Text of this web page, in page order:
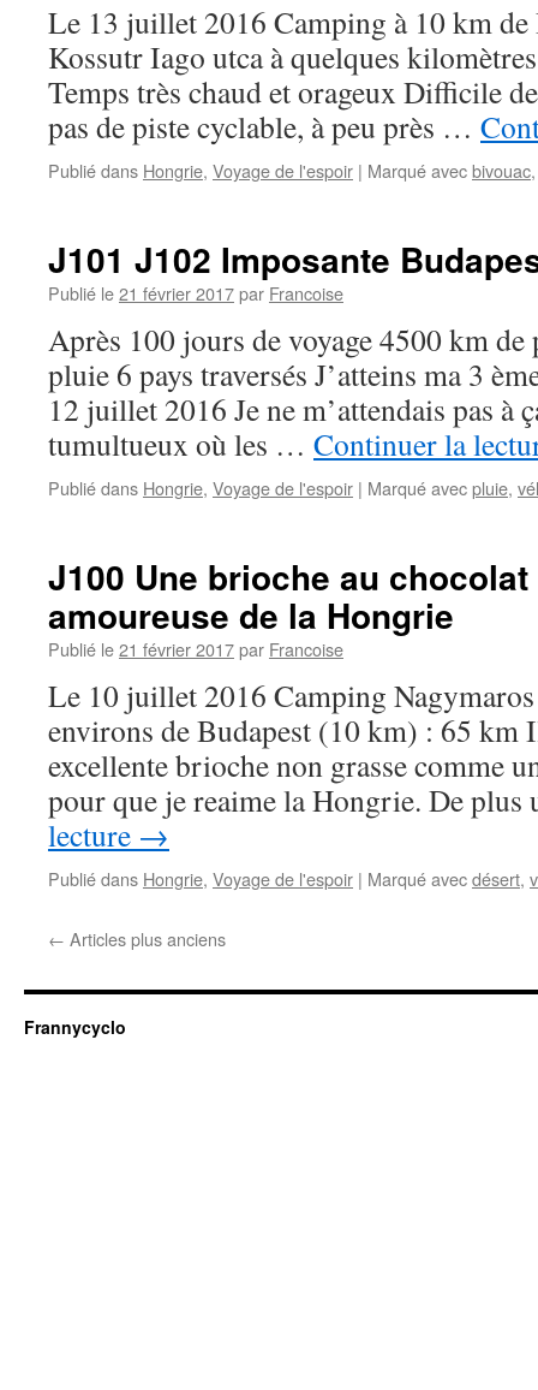
Le 13 juillet 2016 Camping à 10 km de
Kossutr Iago utca à quelques
Temps très chaud et orageux Difficile
pas de piste cyclable, à peu près …
Publié dans Hongrie, Voyage de l'espoir | Marqué avecbivouac
J101 J102 Imposante
Publié le21 février 2017par Francoise
Après 100 jours de voyage 4500 km de
pluie 6 pays traversés J’atteins ma 3
12 juillet 2016 Je ne m’attendais pas à
tumultueux où les … Continuer la
Publié dans Hongrie, Voyage de l'espoir | Marqué avecpluie,
J100 Une brioche au
amoureuse de la Hongrie
Publié le21 février 2017par Francoise
Le 10 juillet 2016 Camping
environs de Budapest (10 km) : 65 km
excellente brioche non grasse comme
pour que je reaime la Hongrie. De
lecture →
Publié dans Hongrie, Voyage de l'espoir | Marqué avecdésert,
← Articles plus anciens
Frannycyclo